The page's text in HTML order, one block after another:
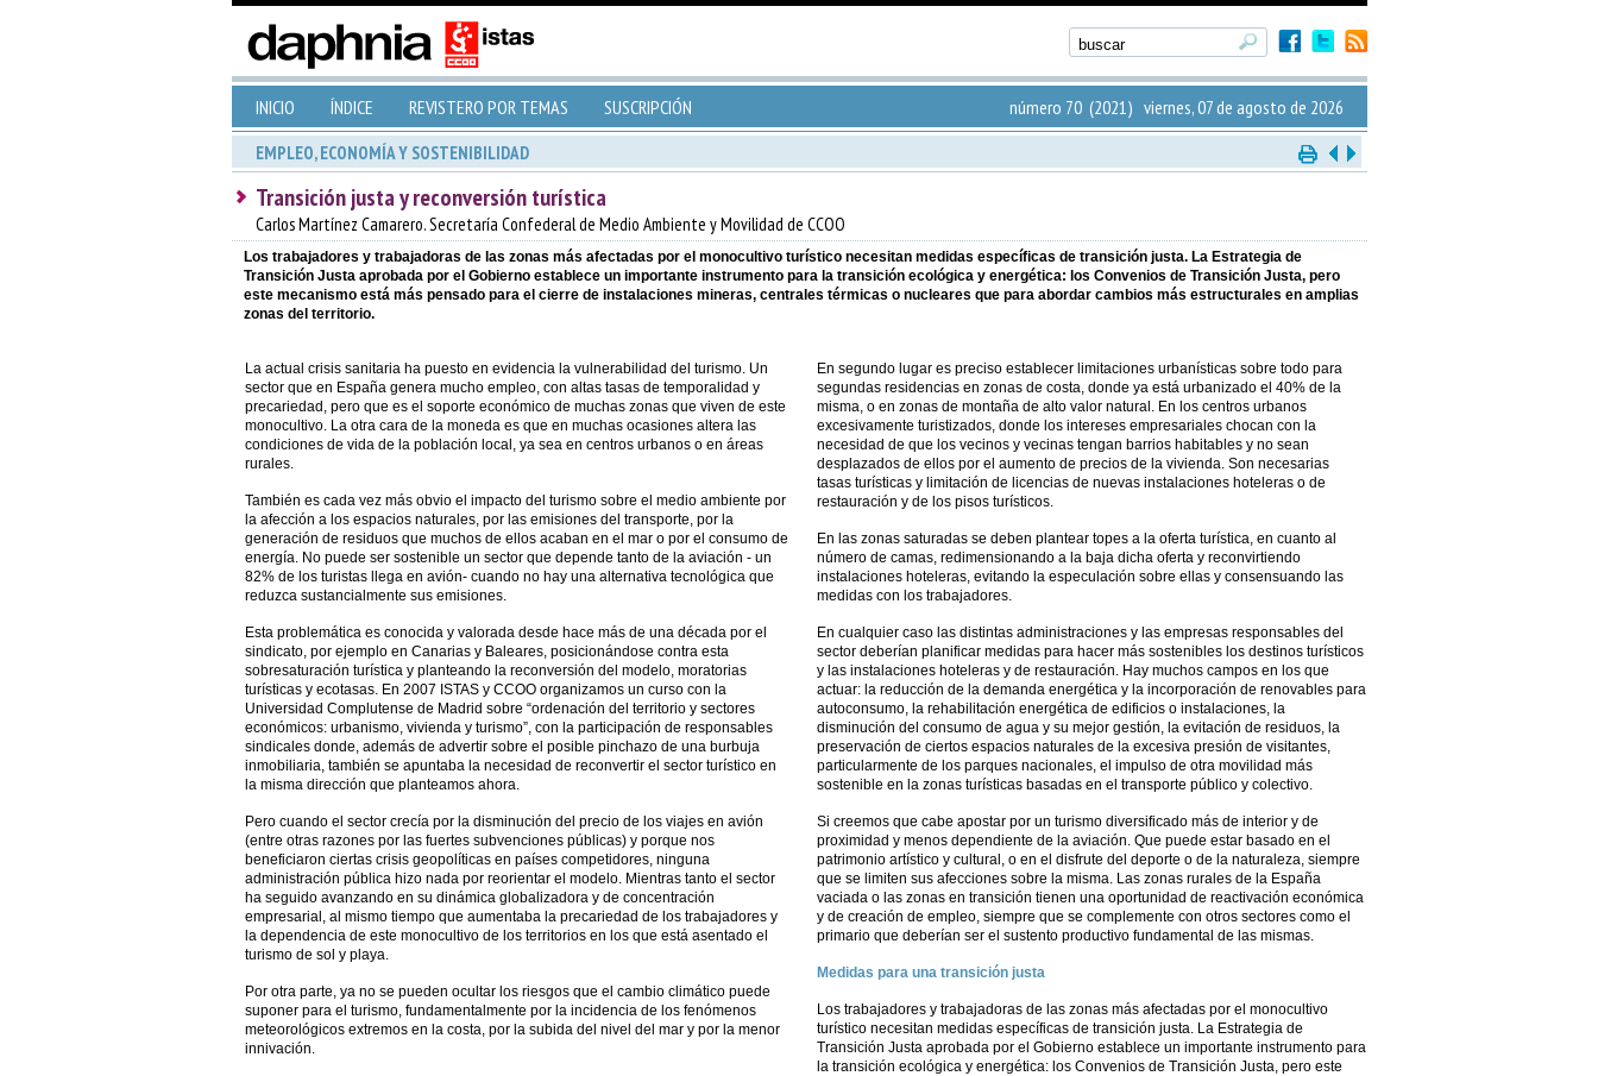
INICIO ÍNDICE REVISTERO POR TEMAS SUSCRIPCIÓN número 70 (2021) viernes, 07 de agosto de 2026
EMPLEO, ECONOMÍA Y SOSTENIBILIDAD
Transición justa y reconversión turística
Carlos Martínez Camarero. Secretaría Confederal de Medio Ambiente y Movilidad de CCOO
Los trabajadores y trabajadoras de las zonas más afectadas por el monocultivo turístico necesitan medidas específicas de transición justa. La Estrategia de
Transición Justa aprobada por el Gobierno establece un importante instrumento para la transición ecológica y energética: los Convenios de Transición Justa, pero
este mecanismo está más pensado para el cierre de instalaciones mineras, centrales térmicas o nucleares que para abordar cambios más estructurales en amplias
zonas del territorio.
La actual crisis sanitaria ha puesto en evidencia la vulnerabilidad del turismo. Un
sector que en España genera mucho empleo, con altas tasas de temporalidad y
precariedad, pero que es el soporte económico de muchas zonas que viven de este
monocultivo. La otra cara de la moneda es que en muchas ocasiones altera las
condiciones de vida de la población local, ya sea en centros urbanos o en áreas
rurales.
También es cada vez más obvio el impacto del turismo sobre el medio ambiente por
la afección a los espacios naturales, por las emisiones del transporte, por la
generación de residuos que muchos de ellos acaban en el mar o por el consumo de
energía. No puede ser sostenible un sector que depende tanto de la aviación - un
82% de los turistas llega en avión- cuando no hay una alternativa tecnológica que
reduzca sustancialmente sus emisiones.
Esta problemática es conocida y valorada desde hace más de una década por el
sindicato, por ejemplo en Canarias y Baleares, posicionándose contra esta
sobresaturación turística y planteando la reconversión del modelo, moratorias
turísticas y ecotasas. En 2007 ISTAS y CCOO organizamos un curso con la
Universidad Complutense de Madrid sobre “ordenación del territorio y sectores
económicos: urbanismo, vivienda y turismo”, con la participación de responsables
sindicales donde, además de advertir sobre el posible pinchazo de una burbuja
inmobiliaria, también se apuntaba la necesidad de reconvertir el sector turístico en
la misma dirección que planteamos ahora.
Pero cuando el sector crecía por la disminución del precio de los viajes en avión
(entre otras razones por las fuertes subvenciones públicas) y porque nos
beneficiaron ciertas crisis geopolíticas en países competidores, ninguna
administración pública hizo nada por reorientar el modelo. Mientras tanto el sector
ha seguido avanzando en su dinámica globalizadora y de concentración
empresarial, al mismo tiempo que aumentaba la precariedad de los trabajadores y
la dependencia de este monocultivo de los territorios en los que está asentado el
turismo de sol y playa.
Por otra parte, ya no se pueden ocultar los riesgos que el cambio climático puede
suponer para el turismo, fundamentalmente por la incidencia de los fenómenos
meteorológicos extremos en la costa, por la subida del nivel del mar y por la menor
innivación.
En segundo lugar es preciso establecer limitaciones urbanísticas sobre todo para
segundas residencias en zonas de costa, donde ya está urbanizado el 40% de la
misma, o en zonas de montaña de alto valor natural. En los centros urbanos
excesivamente turistizados, donde los intereses empresariales chocan con la
necesidad de que los vecinos y vecinas tengan barrios habitables y no sean
desplazados de ellos por el aumento de precios de la vivienda. Son necesarias
tasas turísticas y limitación de licencias de nuevas instalaciones hoteleras o de
restauración y de los pisos turísticos.
En las zonas saturadas se deben plantear topes a la oferta turística, en cuanto al
número de camas, redimensionando a la baja dicha oferta y reconvirtiendo
instalaciones hoteleras, evitando la especulación sobre ellas y consensuando las
medidas con los trabajadores.
En cualquier caso las distintas administraciones y las empresas responsables del
sector deberían planificar medidas para hacer más sostenibles los destinos turísticos
y las instalaciones hoteleras y de restauración. Hay muchos campos en los que
actuar: la reducción de la demanda energética y la incorporación de renovables para
autoconsumo, la rehabilitación energética de edificios o instalaciones, la
disminución del consumo de agua y su mejor gestión, la evitación de residuos, la
preservación de ciertos espacios naturales de la excesiva presión de visitantes,
particularmente de los parques nacionales, el impulso de otra movilidad más
sostenible en la zonas turísticas basadas en el transporte público y colectivo.
Si creemos que cabe apostar por un turismo diversificado más de interior y de
proximidad y menos dependiente de la aviación. Que puede estar basado en el
patrimonio artístico y cultural, o en el disfrute del deporte o de la naturaleza, siempre
que se limiten sus afecciones sobre la misma. Las zonas rurales de la España
vaciada o las zonas en transición tienen una oportunidad de reactivación económica
y de creación de empleo, siempre que se complemente con otros sectores como el
primario que deberían ser el sustento productivo fundamental de las mismas.
Medidas para una transición justa
Los trabajadores y trabajadoras de las zonas más afectadas por el monocultivo
turístico necesitan medidas específicas de transición justa. La Estrategia de
Transición Justa aprobada por el Gobierno establece un importante instrumento para
la transición ecológica y energética: los Convenios de Transición Justa, pero este